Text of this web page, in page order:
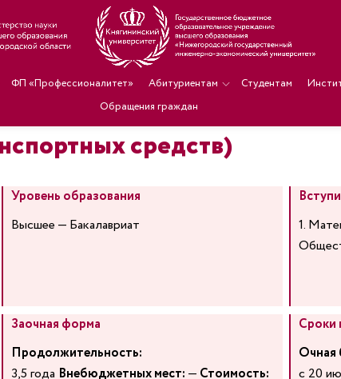
ФП «Профессионалитет» Абитуриентам Студентам
Обращения граждан
средств)
Уровень образования
Высшее — Бакалавриат
1.
Заочная форма
Продолжительность:
3,5 года Внебюджетных мест: — Стоимость:
Сроки
Очная
с 20